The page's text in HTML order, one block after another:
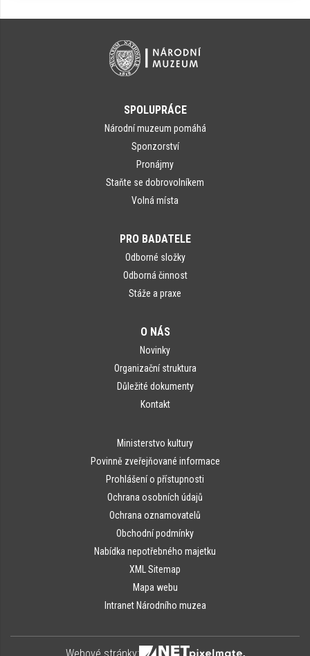
SPOLUPRÁCE
Národní muzeum pomáhá
Sponzorství
Pronájmy
Staňte se dobrovolníkem
Volná místa
PRO BADATELE
Odborné složky
Odborná činnost
Stáže a praxe
O NÁS
Novinky
Organizační struktura
Důležité dokumenty
Kontakt
Ministerstvo kultury
Povinně zveřejňované informace
Prohlášení o přístupnosti
Ochrana osobních údajů
Ochrana oznamovatelů
Obchodní podmínky
Nabídka nepotřebného majetku
XML Sitemap
Mapa webu
Intranet Národního muzea